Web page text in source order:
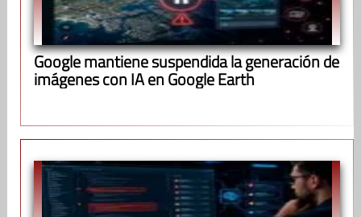
Google mantiene suspendida la generación de
imágenes con IA en Google Earth